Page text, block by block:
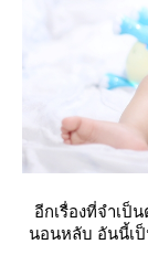
อีกเรื่องที่จำเป็
นอนหลับ อันนี้เป็